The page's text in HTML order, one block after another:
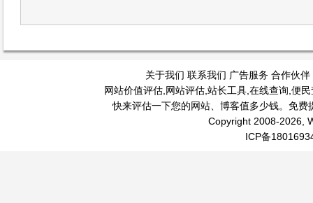
关于我们 联系我们 广告服务 合作伙伴
网站价值评估, 网站评估, 站长工具, 在线查询 便民
快来评估一下您的网站、博客值多少钱。免
Copyright 2008-2026,
ICP备